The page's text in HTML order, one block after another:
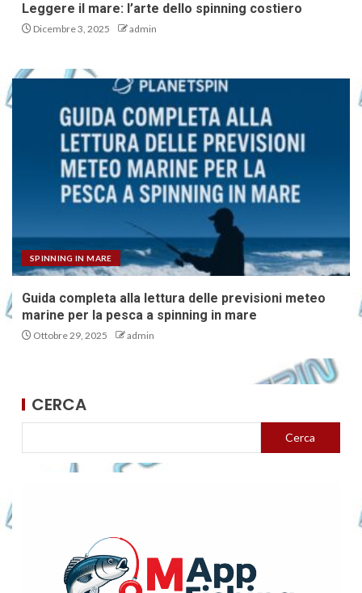
Leggere il mare: l’arte dello spinning costiero
Dicembre 3, 2025 admin
SPINNING IN MARE
Guida completa alla lettura delle previsioni meteo
marine per la pesca a spinning in mare
Ottobre 29, 2025 admin
CERCA
Cerca